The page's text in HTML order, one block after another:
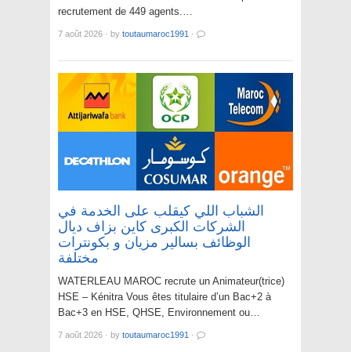
recrutement de 449 agents.…
7 août 2026 · by toutaumaroc1991 ·
الشباب اللي كيقلب على الخدمة في
الشركات الكبرى كاين بزاف ديال
الوظائف بسالير مزيان و بكونترات
مختلفة
WATERLEAU MAROC recrute un Animateur(trice)
HSE – Kénitra Vous êtes titulaire d’un Bac+2 à
Bac+3 en HSE, QHSE, Environnement ou…
7 août 2026 · by toutaumaroc1991 ·